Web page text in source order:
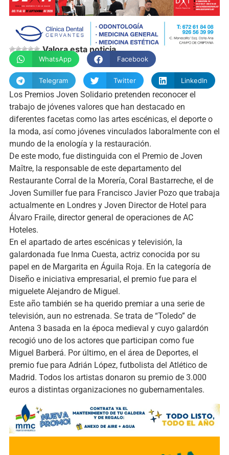
Valora esta noticia
WhatsApp Facebook
Telegram Twitter LinkedIn
Los Premios Joven Solidario pretenden reconocer el
trabajo de jóvenes valores que han destacado en
diferentes facetas como las artes escénicas, el deporte o
la moda, así como jóvenes vinculados laboralmente con el
mundo de la enología y la restauración.
De este modo, fue distinguida con el Premio de Joven
Maître, la responsable de este departamento del
Restaurante Corral de la Morería, Coral Bastarreche, el de
Joven Sumiller fue para Francisco Javier Pozo que trabaja
actualmente en Londres y Joven Director de Hotel para
Álvaro Fraile, director general de operaciones de AC
Hoteles.
En el apartado de artes escénicas y televisión, la
galardonada fue Inma Cuesta, actriz conocida por su
papel en de Margarita en Águila Roja. En la categoría de
Diseño e iniciativa empresarial, el premio fue para el
miguelete Alejandro de Miguel.
Este año también se ha querido premiar a una serie de
televisión, aun no estrenada. Se trata de “Toledo” de
Antena 3 basada en la época medieval y cuyo galardón
recogió uno de los actores que participan como fue
Miguel Barberá. Por último, en el área de Deportes, el
premio fue para Adrián López, futbolista del Atlético de
Madrid. Todos los artistas donaron su premio de 3.000
euros a distintas organizaciones no gubernamentales.